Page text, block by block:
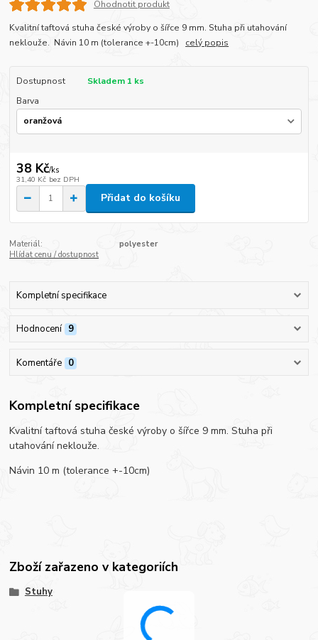
Ohodnotit produkt
Kvalitní taftová stuha české výroby o šířce 9 mm. Stuha při utahování
neklouže. Návin 10 m (tolerance +-10cm) celý popis
Dostupnost
Skladem 1 ks
Barva
38 Kč/ks
31,40 Kč bez DPH
Přidat do košíku
Materiál:
polyester
Hlídat cenu / dostupnost
Kompletní specifikace
Hodnocení 9
Komentáře 0
Kompletní specifikace
Kvalitní taftová stuha české výroby o šířce 9 mm. Stuha při
utahování neklouže.
Návin 10 m (tolerance +-10cm)
Zboží zařazeno v kategoriích
Stuhy